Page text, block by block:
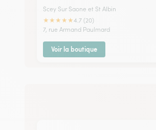
Scey Sur Saone et St Albin
★★★★★4.7 (20)
7, rue Armand Paulmard
Voir la boutique